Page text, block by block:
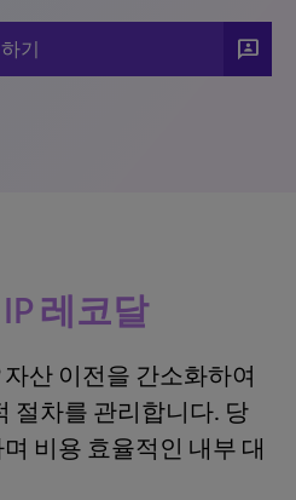
기 3P
레코달
산 이전을 간소화하여
절차를 관리합니다. 당
비용 효율적인 내부 대